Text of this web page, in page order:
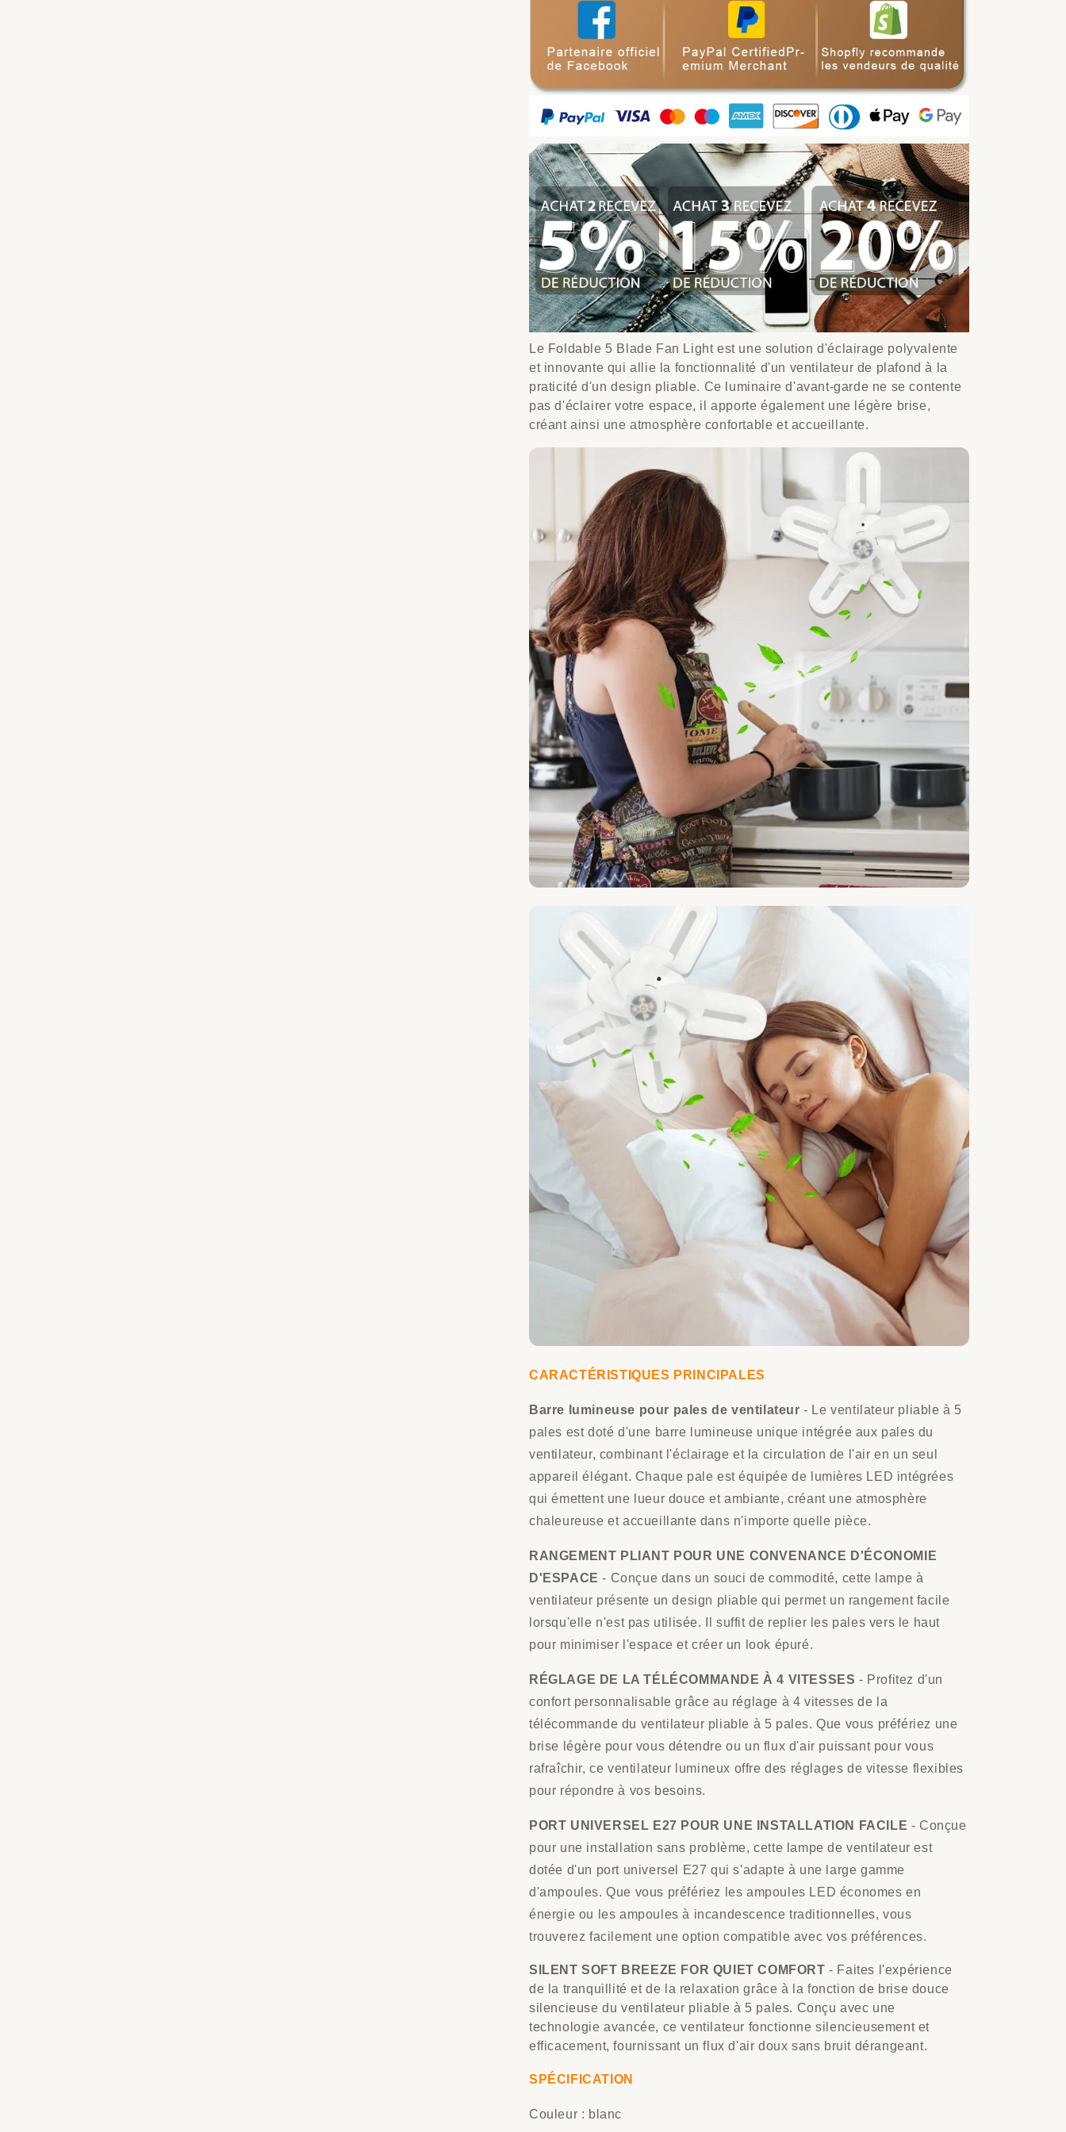
Le Foldable 5 Blade Fan Light est une solution d'éclairage polyvalente
et innovante qui allie la fonctionnalité d'un ventilateur de plafond à la
praticité d'un design pliable. Ce luminaire d'avant-garde ne se contente
pas d'éclairer votre espace, il apporte également une légère brise,
créant ainsi une atmosphère confortable et accueillante.
CARACTÉRISTIQUES PRINCIPALES
Barre lumineuse pour pales de ventilateur- Le ventilateur pliable à 5
pales est doté d'une barre lumineuse unique intégrée aux pales du
ventilateur, combinant l'éclairage et la circulation de l'air en un seul
appareil élégant. Chaque pale est équipée de lumières LED intégrées
qui émettent une lueur douce et ambiante, créant une atmosphère
chaleureuse et accueillante dans n'importe quelle pièce.
RANGEMENT PLIANT POUR UNE CONVENANCE D'ÉCONOMIE
D'ESPACE- Conçue dans un souci de commodité, cette lampe à
ventilateur présente un design pliable qui permet un rangement facile
lorsqu'elle n'est pas utilisée. Il suffit de replier les pales vers le haut
pour minimiser l'espace et créer un look épuré.
RÉGLAGE DE LA TÉLÉCOMMANDE À 4 VITESSES - Profitez d'un
confort personnalisable grâce au réglage à 4 vitesses de la
télécommande du ventilateur pliable à 5 pales. Que vous préfériez une
brise légère pour vous détendre ou un flux d'air puissant pour vous
rafraîchir, ce ventilateur lumineux offre des réglages de vitesse flexibles
pour répondre à vos besoins.
PORT UNIVERSEL E27 POUR UNE INSTALLATION FACILE - Conçue
pour une installation sans problème, cette lampe de ventilateur est
dotée d'un port universel E27 qui s'adapte à une large gamme
d'ampoules. Que vous préfériez les ampoules LED économes en
énergie ou les ampoules à incandescence traditionnelles, vous
trouverez facilement une option compatible avec vos préférences.
SILENT SOFT BREEZE FOR QUIET COMFORT - Faites l'expérience
de la tranquillité et de la relaxation grâce à la fonction de brise douce
silencieuse du ventilateur pliable à 5 pales. Conçu avec une
technologie avancée, ce ventilateur fonctionne silencieusement et
efficacement, fournissant un flux d'air doux sans bruit dérangeant.
SPÉCIFICATION
Couleur : blanc